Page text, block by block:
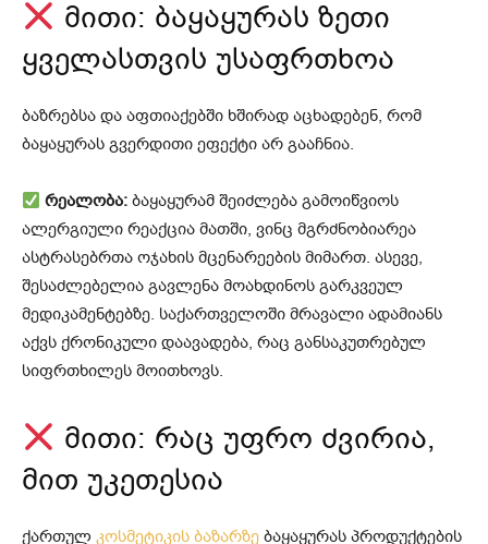
მითი: ბაყაყურას ზეთი
ყველასთვის უსაფრთხოა
ბაზრებსა და აფთიაქებში ხშირად აცხადებენ, რომ
ბაყაყურას გვერდითი ეფექტი არ გააჩნია.
რეალობა: ბაყაყურამ შეიძლება გამოიწვიოს
ალერგიული რეაქცია მათში, ვინც მგრძნობიარეა
ასტრასებრთა ოჯახის მცენარეების მიმართ. ასევე,
შესაძლებელია გავლენა მოახდინოს გარკვეულ
მედიკამენტებზე. საქართველოში მრავალი ადამიანს
აქვს ქრონიკული დაავადება, რაც განსაკუთრებულ
სიფრთხილეს მოითხოვს.
მითი: რაც უფრო ძვირია,
მით უკეთესია
ქართულ კოსმეტიკის ბაზარზე ბაყაყურას პროდუქტების